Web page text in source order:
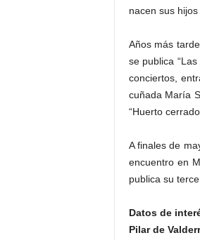
nacen sus
Años más
se publica
conciertos,
cuñada María
“Huerto
A finales de
encuentro en
publica su
Datos de
Pilar de